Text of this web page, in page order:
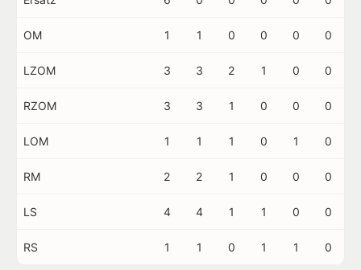
OM 1 1 0 0 0 0
LZOM 3 3 2 1 0 0
RZOM 3 3 1 0 0 0
LOM 1 1 1 0 1 0
RM 2 2 1 0 0 0
LS 4 4 1 1 0 0
RS 1 1 0 1 1 0